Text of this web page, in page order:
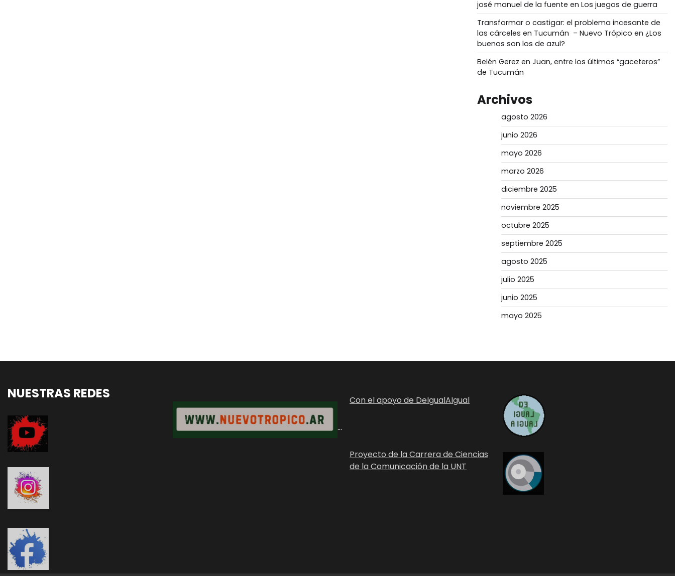
josé manuel de la fuente en Los juegos de guerra
Transformar o castigar: el problema incesante de
las cárceles en Tucumán – Nuevo Trópico en ¿Los
buenos son los de azul?
Belén Gerez en Juan, entre los últimos “gaceteros”
de Tucumán
Archivos
agosto 2026
junio 2026
mayo 2026
marzo 2026
diciembre 2025
noviembre 2025
octubre 2025
septiembre 2025
agosto 2025
julio 2025
junio 2025
mayo 2025
NUESTRAS REDES Con el apoyo de DeIgualAIgual
...
Proyecto de la Carrera de Ciencias
de la Comunicación de la UNT